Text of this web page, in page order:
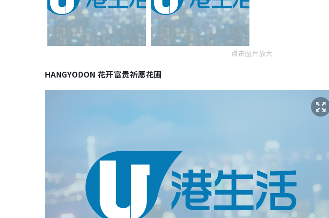
点击图片放大
HANGYODON 花开富贵祈愿花圃